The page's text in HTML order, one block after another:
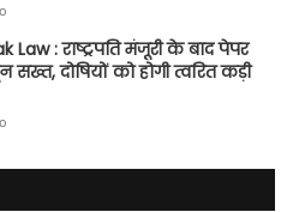
Law : राष्ट्रपति मंजूरी के बाद पेपर
दोषियों को होगी त्वरित कड़ी